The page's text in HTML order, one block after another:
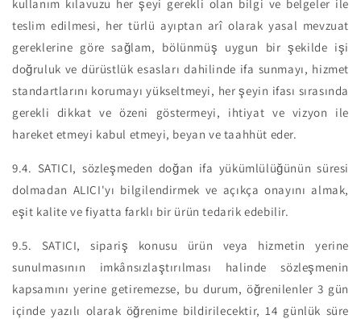
kullanım kılavuzu her şeyi gerekli olan bilgi ve belgeler ile
teslim edilmesi, her türlü ayıptan arî olarak yasal mevzuat
gereklerine göre sağlam, bölünmüş uygun bir şekilde işi
doğruluk ve dürüstlük esasları dahilinde ifa sunmayı, hizmet
standartlarını korumayı yükseltmeyi, her şeyin ifası sırasında
gerekli dikkat ve özeni göstermeyi, ihtiyat ve vizyon ile
hareket etmeyi kabul etmeyi, beyan ve taahhüt eder.
9.4. SATICI, sözleşmeden doğan ifa yükümlülüğünün süresi
dolmadan ALICI'yı bilgilendirmek ve açıkça onayını almak,
eşit kalite ve fiyatta farklı bir ürün tedarik edebilir.
9.5.
SATICI, sipariş konusu ürün veya hizmetin yerine
sunulmasının imkânsızlaştırılması halinde sözleşmenin
kapsamını yerine getiremezse, bu durum, öğrenilenler 3 gün
içinde yazılı olarak öğrenime bildirilecektir, 14 günlük süre